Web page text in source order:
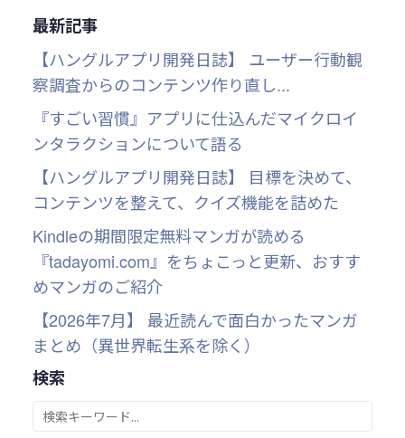
最新記事
【ハングルアプリ開発日誌】 ユーザー行動観
察調査からのコンテンツ作り直し...
『すごい習慣』アプリに仕込んだマイクロイ
ンタラクションについて語る
【ハングルアプリ開発日誌】 目標を決めて、
コンテンツを整えて、クイズ機能を詰めた
Kindleの期間限定無料マンガが読める
『tadayomi.com』をちょこっと更新、おすす
めマンガのご紹介
【2026年7月】 最近読んで面白かったマンガ
まとめ（異世界転生系を除く）
検索